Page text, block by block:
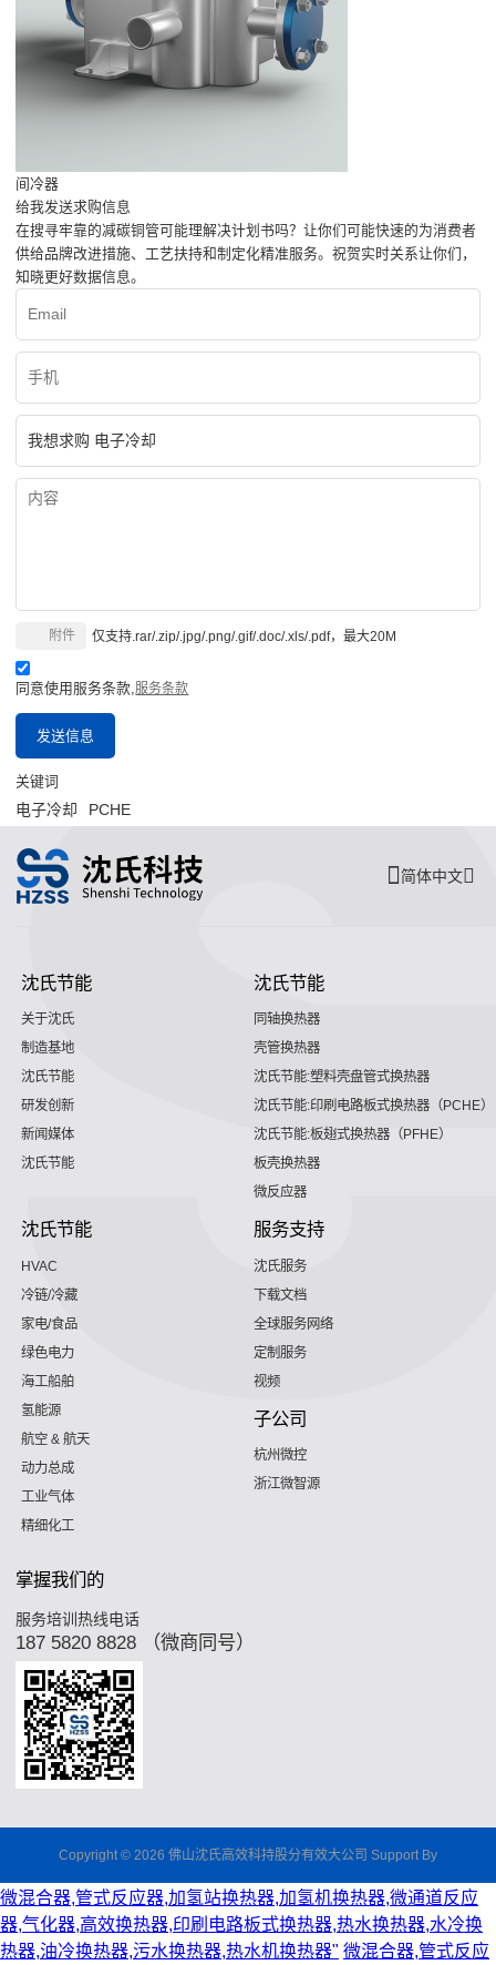
间冷器
给我发送求购信息
在搜寻牢靠的减碳铜管可能理解决计划书吗？让你们可能快速的为消费者
供给品牌改进措施、工艺扶持和制定化精准服务。祝贺实时关系让你们，
知晓更好数据信息。
仅支持.rar/.zip/.jpg/.png/.gif/.doc/.xls/.pdf，最大20M
附件
同意使用服务条款,服务条款
发送信息
关键词
电子冷却 PCHE
简体中文
沈氏节能
关于沈氏
制造基地
沈氏节能
研发创新
新闻媒体
沈氏节能
沈氏节能
同轴换热器
壳管换热器
沈氏节能:塑料壳盘管式换热器
沈氏节能:印刷电路板式换热器（PCHE）
沈氏节能:板翅式换热器（PFHE）
板壳换热器
微反应器
沈氏节能
HVAC
冷链/冷藏
家电/食品
绿色电力
海工船舶
氢能源
航空 & 航天
动力总成
工业气体
精细化工
服务支持
沈氏服务
下载文档
全球服务网络
定制服务
视频
子公司
杭州微控
浙江微智源
掌握我们的
服务培训热线电话
187 5820 8828 （微商同号）
Copyright © 2026 佛山沈氏高效科持股分有效大公司 Support By
微混合器,管式反应器,加氢站换热器,加氢机换热器,微通道反应
器,气化器,高效换热器,印刷电路板式换热器,热水换热器,水冷换
热器,油冷换热器,污水换热器,热水机换热器" 微混合器,管式反应